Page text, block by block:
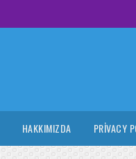
HAKKIMIZDA PRIVACY